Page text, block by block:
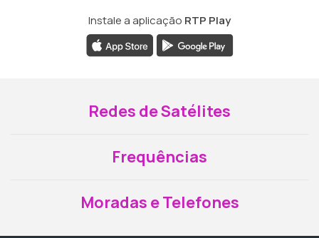
Instale a aplicação RTP Play
Redes de Satélites
Frequências
Moradas e Telefones